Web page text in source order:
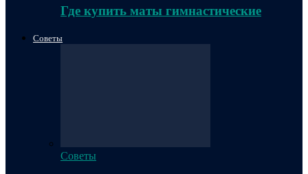
Где купить маты гимнастические
Советы
Советы